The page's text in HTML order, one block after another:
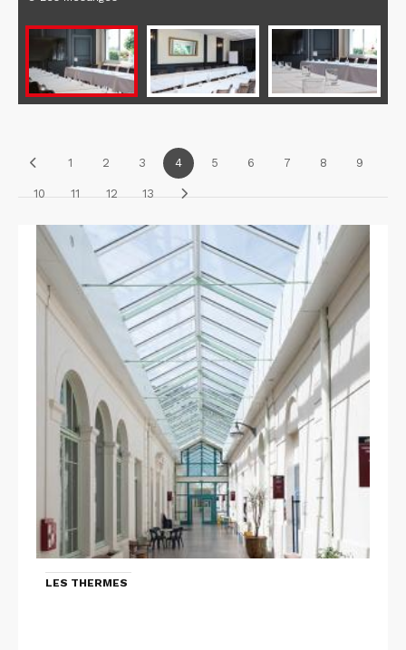
1 2 3 4 5 6 7 8 9
10 11 12 13
LES THERMES